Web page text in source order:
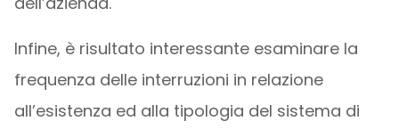
Infine, è risultato interessante esaminare la
frequenza delle interruzioni in relazione
all’esistenza ed alla tipologia del sistema di